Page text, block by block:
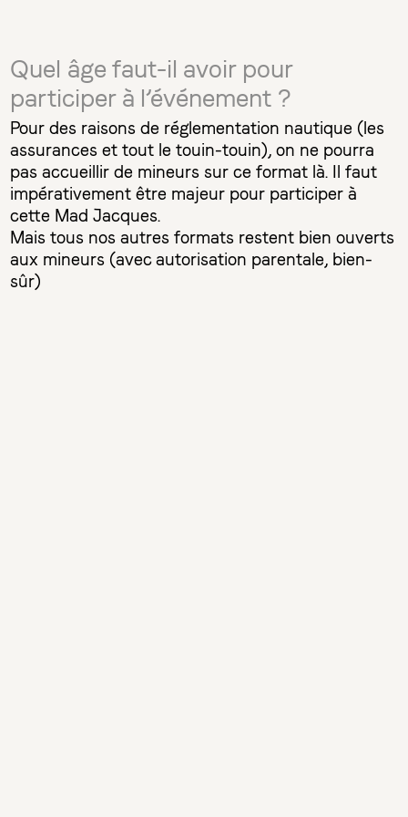
Quel âge faut-il avoir pour
participer à l’événement ?
Pour des raisons de réglementation nautique (les
assurances et tout le touin-touin), on ne pourra
pas accueillir de mineurs sur ce format là. Il faut
impérativement être majeur pour participer à
cette Mad Jacques.
Mais tous nos autres formats restent bien ouverts
aux mineurs (avec autorisation parentale, bien-
sûr)